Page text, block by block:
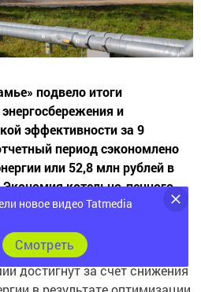
подвело итоги
и
эффективности за 9
период сэкономлено
или 52,8 млн рублей в
котельно-печного
с начала года составила
достигнут за счет снижения
в результате оптимизации
новое видео Tatmedia
Cмотреть